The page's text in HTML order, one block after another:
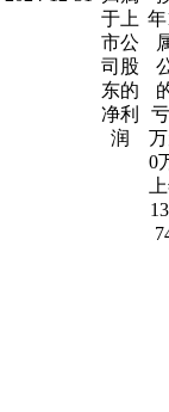
于上
市公
司股
东的
净利
润
年
0